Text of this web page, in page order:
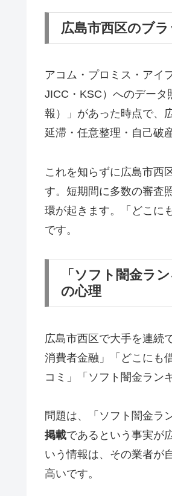
広島市西区のブ
アコム・プロミス・アイ
JICC・KSC）へのデータ
報）」があった時点で、
延滞・任意整理・自己破
これを知らずに広島市西
す。短期間に多数の審査
環が起きます。「どこに
です。
「ソフト闇金ラ
の心理
広島市西区で大手を連続
消費者金融」「どこにも
コミ」「ソフト闇金ラン
問題は、「ソフト闇金ラ
掲載であるという事実が
いう情報は、その業者が
高いです。